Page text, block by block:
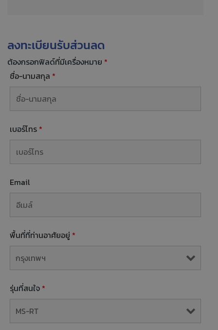
ลงทะเบียนรับส่วนลด
ต้องกรอกฟิลด์ที่มีเครื่องหมาย *
ชื่อ-นามสกุล *
เบอร์โทร *
Email
พื้นที่ที่ท่านอาศัยอยู่ *
รุ่นที่สนใจ *